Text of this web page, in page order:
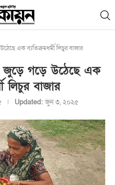
এক ব্যতিক্রমধর্মী লিচুর বাজার
জুড়ে গড়ে উঠেছে এক
লিচুর বাজার
Updated: জুন ৩, ২০২৫